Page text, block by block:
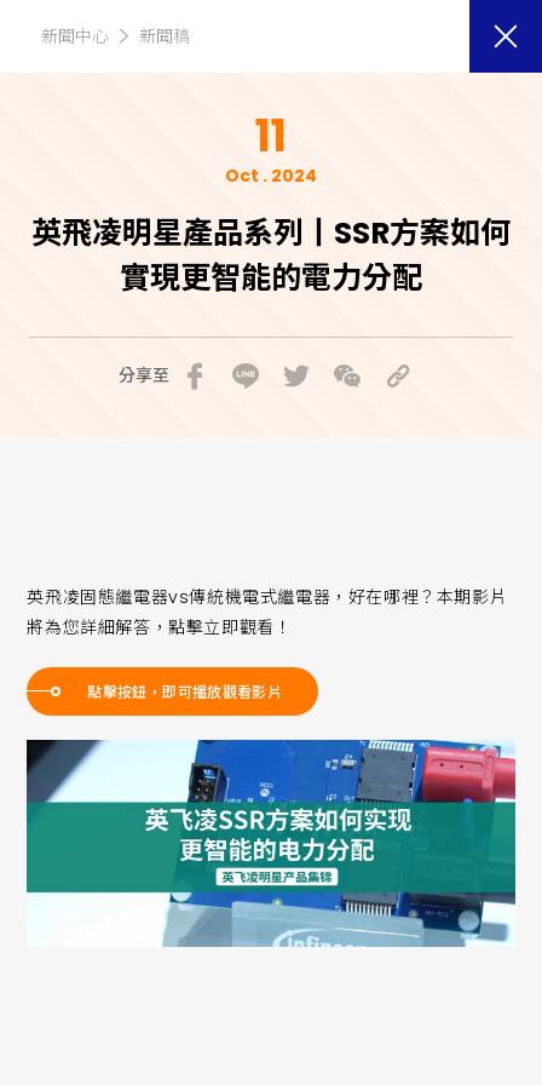
新聞中心 新聞稿
11
Oct . 2024
英飛凌明星產品系列丨SSR方案如何
實現更智能的電力分配
分享至
英飛凌固態繼電器vs傳統機電式繼電器，好在哪裡？本期影片
將為您詳細解答，點擊立即觀看！
點擊按鈕，即可播放觀看影片